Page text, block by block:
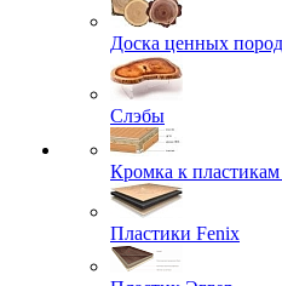
Доска ценных
Слэбы
Кромка к
Пластики Fenix